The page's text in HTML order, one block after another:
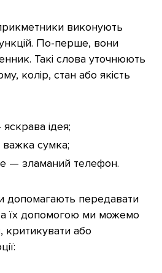
виконують
По-перше, вони
Такі слова уточнюють
колір, стан або якість
ідея;
сумка;
— зламаний телефон.
допомагають передавати
їх допомогою ми можемо
критикувати або